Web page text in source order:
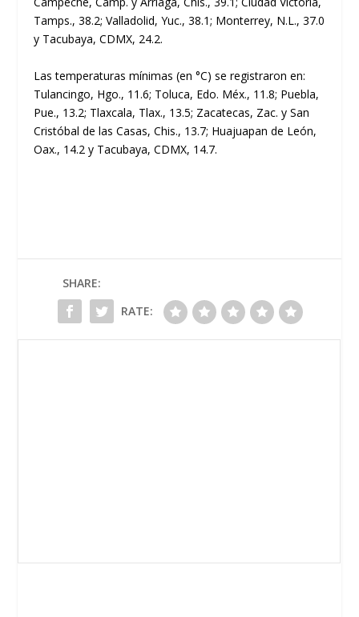
Tamps., 38.2; Valladolid, Yuc., 38.1; Monterrey, N.L., 37.0
y Tacubaya, CDMX, 24.2.
Las temperaturas mínimas (en °C) se registraron en:
Tulancingo, Hgo., 11.6; Toluca, Edo. Méx., 11.8; Puebla,
Pue., 13.2; Tlaxcala, Tlax., 13.5; Zacatecas, Zac. y San
Cristóbal de las Casas, Chis., 13.7; Huajuapan de León,
Oax., 14.2 y Tacubaya, CDMX, 14.7.
SHARE:
RATE: